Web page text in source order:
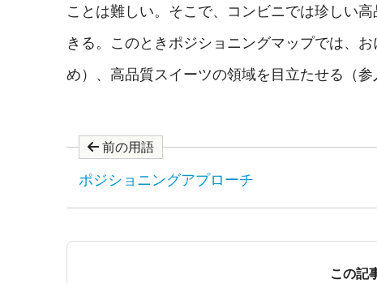
ことは難しい。そこで、コンビニでは珍しい
きる。このときポジショニングマップでは、
め）、高品質スイーツの領域を目立たせる（参
前の用語
ポジショニングアプローチ
この記